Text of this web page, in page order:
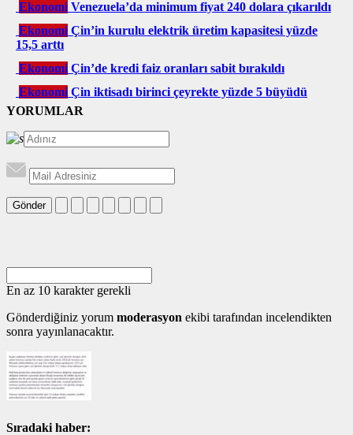
Ekonomi Venezuela’da minimum fiyat 240 dolara çıkarıldı
Ekonomi Çin’in kurulu elektrik üretim kapasitesi yüzde
15,5 arttı
Ekonomi Çin’de kredi faiz oranları sabit bırakıldı
Ekonomi Çin iktisadı birinci çeyrekte yüzde 5 büyüdü
YORUMLAR
Gönder
En az 10 karakter gerekli
Gönderdiğiniz yorum moderasyon ekibi tarafından incelendikten
sonra yayınlanacaktır.
Sıradaki haber: